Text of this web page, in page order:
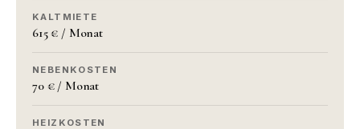
KALTMIETE
615 € / Monat
NEBENKOSTEN
70 € / Monat
HEIZKOSTEN